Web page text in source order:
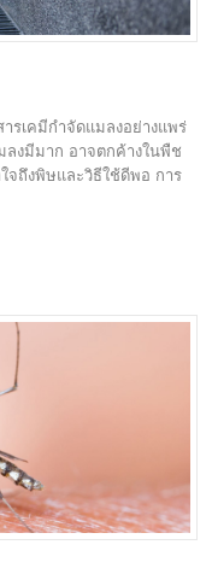
รเคมีกำจัดแมลงอย่างแพร่
ลงมีมาก อาจตกค้างในพืช
จถึงพิษและวิธีใช้ดีพอ การ